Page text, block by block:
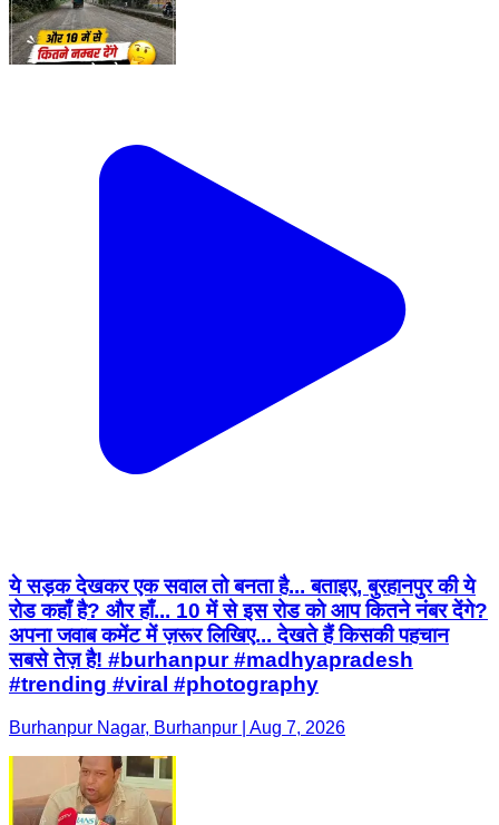
ये सड़क देखकर एक सवाल तो बनता है... बताइए, बुरहानपुर की ये
रोड कहाँ है? और हाँ... 10 में से इस रोड को आप कितने नंबर देंगे?
अपना जवाब कमेंट में ज़रूर लिखिए... देखते हैं किसकी पहचान
सबसे तेज़ है! #burhanpur #madhyapradesh
#trending #viral #photography
Burhanpur Nagar, Burhanpur | Aug 7, 2026